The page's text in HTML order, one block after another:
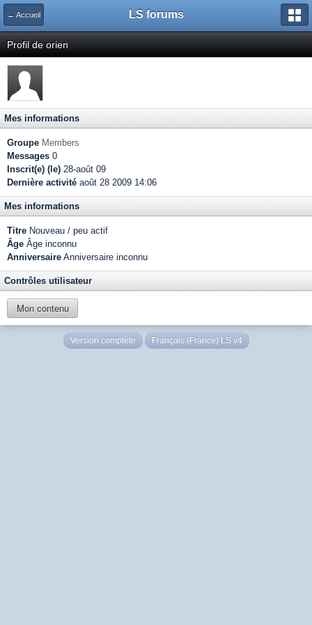
← Accueil LS forums
Profil de orien
Mes informations
Groupe Members
Messages 0
Inscrit(e) (le) 28-août 09
Dernière activité août 28 2009 14:06
Mes informations
Titre Nouveau / peu actif
Âge Âge inconnu
Anniversaire Anniversaire inconnu
Contrôles utilisateur
Mon contenu
Version complète Français (France) LS v4